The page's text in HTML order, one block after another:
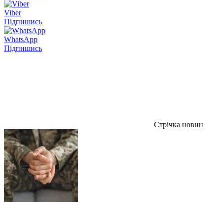
Viber
Підпишись
WhatsApp
Підпишись
Стрічка новин